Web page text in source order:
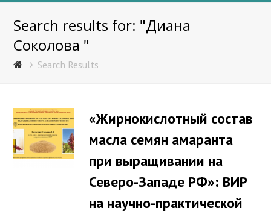
Search results for: "Диана
Соколова "
Search Results
«Жирнокислотный состав
масла семян амаранта
при выращивании на
Северо-Западе РФ»: ВИР
на научно-практической